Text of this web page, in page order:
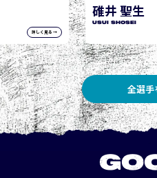
詳しく見る →
ウェリック
WERIK POPÓ
全選手